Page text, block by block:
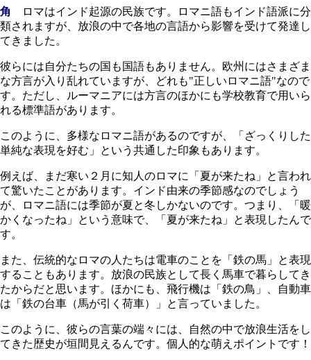
角
ロマはインド起源の民族です。ロマニ語もインド語派に分
類されますが、放浪の中で各地の言語から影響を受けて発達し
てきました。
彼らには自分たちの国も国語もありません。欧州にはさまざま
な方言が入り乱れていますが、どれも"正しいロマニ語"なので
す。ただし、ルーマニアには方言のほかにも学校教育で用いら
れる標準語があります。
このように、多様なロマニ語があるのですが、「ざっくりした
単純な表現を好む」という共通した印象もあります。
例えば、まだ寒い２月に知人のロマに「夏が来たね」と言われ
て驚いたことがあります。インド由来の季節感なのでしょう
が、ロマニ語には季節が夏と冬しかないのです。つまり、「暖
かくなったね」という意味で、「夏が来たね」と表現したんで
す。
また、伝統的なロマの人たちは電車のことを「鉄の馬」と表現
することもあります。放浪の民族として長く馬車で暮らしてき
たからだと思います。ほかにも、飛行機は「鉄の鳥」、自動車
は「鉄の台車（馬が引く荷車）」と言っていました。
このように、彼らの言葉の端々には、自然の中で放浪生活をし
てきた歴史が垣間見えるんです。個人的な萌えポイントです！